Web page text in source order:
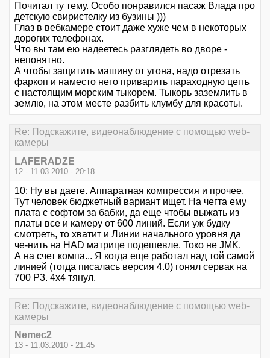
Почитал ту тему. Особо понравился пасаж Влада про
детскую свиристелку из бузины )))
Глаз в вебкамере стоит даже хуже чем в некоторых
дорогих телефонах.
Что вы там ею надеетесь разглядеть во дворе -
непонятно.
А чтобы защитить машину от угона, надо отрезать
фаркоп и наместо него приварить параходную цепъ
с настоящим морским тыкорем. Тыкорь заземлить в
землю, на этом месте разбить клумбу для красоты.
Re: Подскажите, видеонаблюдение с помощью web-
камеры
LAFERADZE
12 - 11.03.2010 - 20:18
10: Ну вы даете. Аппаратная компрессия и прочее.
Тут человек бюджетный вариант ищет. На чегта ему
плата с софтом за бабки, да еще чтобы выжать из
платы все и камеру от 600 линий. Если уж будку
смотреть, то хватит и Линии начального уровня да
че-нить на HAD матрице подешевле. Токо не JMK.
А на счет компа... Я когда еще работал над той самой
линией (тогда писалась версия 4.0) гонял сервак на
700 P3. 4х4 тянул.
Re: Подскажите, видеонаблюдение с помощью web-
камеры
Nemec2
13 - 11.03.2010 - 21:45